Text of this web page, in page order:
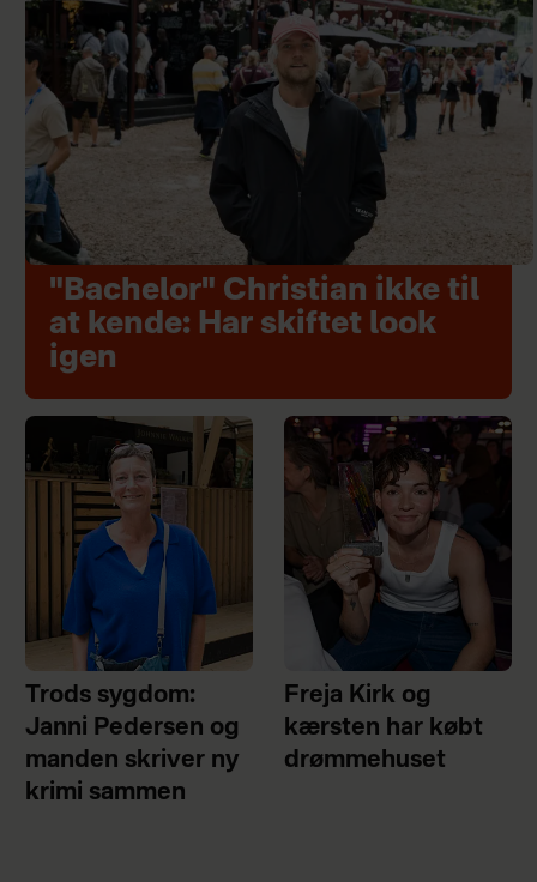
"Bachelor" Christian ikke til
at kende: Har skiftet look
igen
Trods sygdom:
Janni Pedersen og
manden skriver ny
krimi sammen
Freja Kirk og
kærsten har købt
drømmehuset